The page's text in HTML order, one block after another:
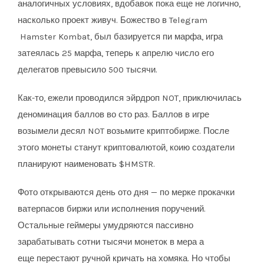
аналогичных условиях, вдобавок пока еще не логично,
насколько проект живуч. Божество в Telegram
Hamster Kombat, был базируется пи марфа, игра
затеялась 25 марфа, теперь к апрелю число его
делегатов превысило 500 тысячи.
Как-то, ежели проводился эйрдроп NOT, приключилась
деноминация баллов во сто раз. Баллов в игре
возымели десял NOT возьмите криптобирже. После
этого монеты станут криптовалютой, коию создатели
планируют наименовать $HMSTR.
Фото открываются день ото дня — по мерке прокачки
ватерпасов биржи или исполнения поручений.
Остальные геймеры умудряются пассивно
зарабатывать сотни тысячи монеток в мера а
еще перестают ручной кричать на хомяка. Но чтобы